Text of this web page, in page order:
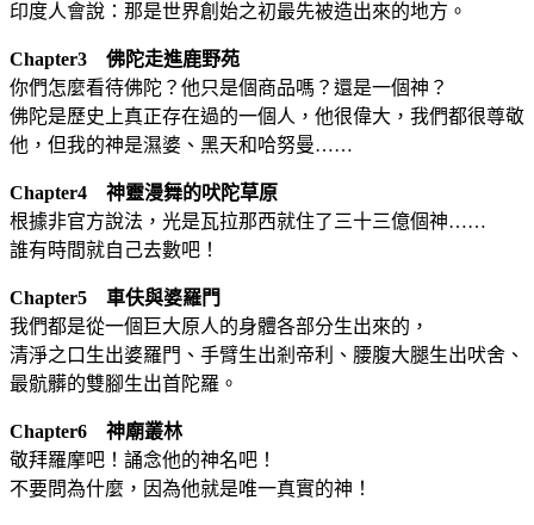
印度人會說：那是世界創始之初最先被造出來的地方。
Chapter3 佛陀走進鹿野苑
你們怎麼看待佛陀？他只是個商品嗎？還是一個神？
佛陀是歷史上真正存在過的一個人，他很偉大，我們都很尊敬
他，但我的神是濕婆、黑天和哈努曼……
Chapter4 神靈漫舞的吠陀草原
根據非官方說法，光是瓦拉那西就住了三十三億個神……
誰有時間就自己去數吧！
Chapter5 車伕與婆羅門
我們都是從一個巨大原人的身體各部分生出來的，
清淨之口生出婆羅門、手臂生出剎帝利、腰腹大腿生出吠舍、
最骯髒的雙腳生出首陀羅。
Chapter6 神廟叢林
敬拜羅摩吧！誦念他的神名吧！
不要問為什麼，因為他就是唯一真實的神！